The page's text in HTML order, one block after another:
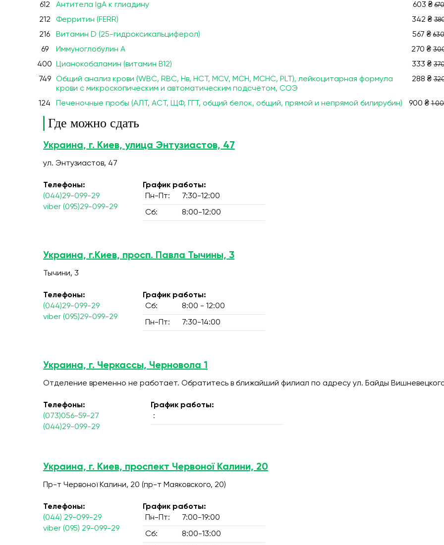
612 Антитела IgA к глиадину 603 ₴
212 Ферритин (FERR) 342 ₴
216 Витамин D (25-гидроксикальциферол) 567 ₴
69 Иммуноглобулин A 270 ₴
400 Цианокобаламин (витамин B12) 333 ₴
749
Общий анализ крови (WBC, RBC, Нв, HCT, MCV, МСН, МСНС, PLT), лейкоцитарная формула
крови с микроскопическим и автоматическим подсчётом, СОЭ
288 ₴
124 Печеночные пробы (АЛТ, АСТ, ЩФ, ГГТ, общий белок, общий, прямой и непрямой билирубин) 900 ₴1
Где можно сдать
Украина, г. Киев, улица Энтузиастов, 47
ул. Энтузиастов, 47
Телефоны:
(044)29-099-29
viber (095)29-099-29
График работы:
Пн-Пт:
7:30-12:00
Сб: 8:00-12:00
Украина, г.Киев, просп. Павла Тычины, 3
Тычини, 3
Телефоны:
(044)29-099-29
viber (095)29-099-29
График работы:
Сб:
8:00 - 12:00
Пн-Пт: 7:30-14:00
Украина, г. Черкассы, Черновола 1
Отделение временно не работает. Обратитесь в ближайший филиал по адресу ул. Байды
Телефоны:
(073)056-59-27
(044)29-099-29
График работы:
:
Украина, г. Киев, проспект Червоної Калини, 20
Пр-т Червоної Калини, 20 (пр-т Маяковского, 20)
Телефоны:
(044) 29-099-29
viber (095) 29-099-29
График работы:
Пн-Пт:
7:00-19:00
Сб: 8:00-13:00